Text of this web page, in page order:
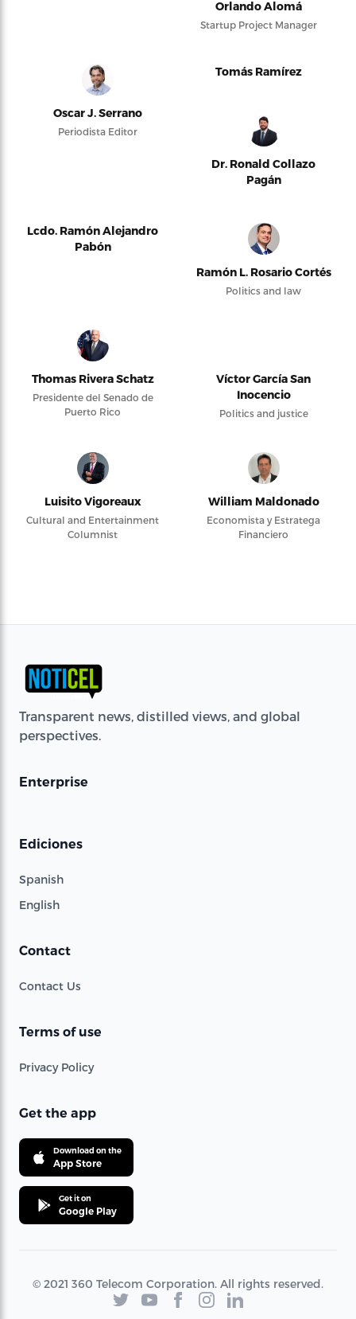
Orlando Alomá
Startup Project Manager
Oscar J. Serrano
Periodista Editor
Tomás Ramírez
Dr. Ronald Collazo
Pagán
Lcdo. Ramón Alejandro
Pabón
Ramón L. Rosario Cortés
Politics and law
Thomas Rivera Schatz
Presidente del Senado de
Puerto Rico
Víctor García San
Inocencio
Politics and justice
Luisito Vigoreaux
Cultural and Entertainment
Columnist
William Maldonado
Economista y Estratega
Financiero
Transparent news, distilled views, and global
perspectives.
Enterprise
Ediciones
Spanish
English
Contact
Contact Us
Terms of use
Privacy Policy
Get the app
Download on the
App Store
Get it on
Google Play
© 2021 360 Telecom Corporation. All rights reserved.